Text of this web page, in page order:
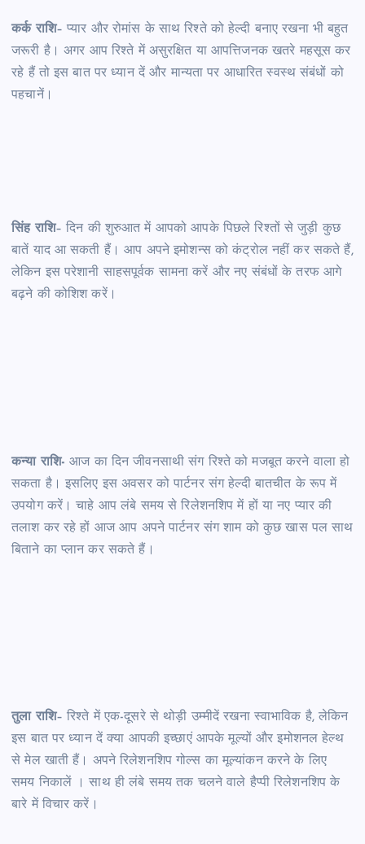
कर्क राशि– प्यार और रोमांस के साथ रिश्ते को हेल्दी बनाए रखना भी बहुत
जरूरी है। अगर आप रिश्ते में असुरक्षित या आपत्तिजनक खतरे महसूस कर
रहे हैं तो इस बात पर ध्यान दें और मान्यता पर आधारित स्वस्थ संबंधों को
पहचानें।
सिंह राशि– दिन की शुरुआत में आपको आपके पिछले रिश्तों से जुड़ी कुछ
बातें याद आ सकती हैं। आप अपने इमोशन्स को कंट्रोल नहीं कर सकते हैं,
लेकिन इस परेशानी साहसपूर्वक सामना करें और नए संबंधों के तरफ आगे
बढ़ने की कोशिश करें।
कन्या राशि- आज का दिन जीवनसाथी संग रिश्ते को मजबूत करने वाला हो
सकता है। इसलिए इस अवसर को पार्टनर संग हेल्दी बातचीत के रूप में
उपयोग करें। चाहे आप लंबे समय से रिलेशनशिप में हों या नए प्यार की
तलाश कर रहे हों आज आप अपने पार्टनर संग शाम को कुछ खास पल साथ
बिताने का प्लान कर सकते हैं।
तुला राशि– रिश्ते में एक-दूसरे से थोड़ी उम्मीदें रखना स्वाभाविक है, लेकिन
इस बात पर ध्यान दें क्या आपकी इच्छाएं आपके मूल्यों और इमोशनल हेल्थ
से मेल खाती हैं। अपने रिलेशनशिप गोल्स का मूल्यांकन करने के लिए
समय निकालें । साथ ही लंबे समय तक चलने वाले हैप्पी रिलेशनशिप के
बारे में विचार करें।